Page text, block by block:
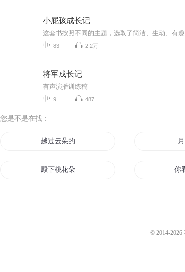
小屁孩成长记
83 2.2万
将军成长记
有声演播训练稿
9 487
您是不是在找：
越过云朵的微笑
殿下桃花朵朵开 你
© 2014-2026